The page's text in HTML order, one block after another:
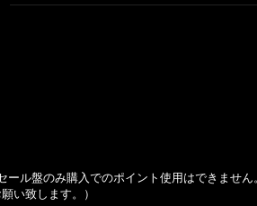
ール盤のみ購入でのポイント使用はできません
い致します。）